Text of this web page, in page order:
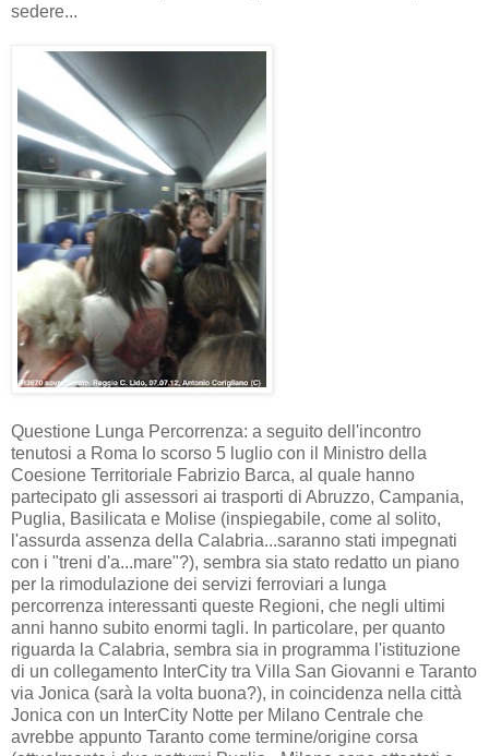
sedere...
Questione Lunga Percorrenza: a seguito dell'incontro
tenutosi a Roma lo scorso 5 luglio con il Ministro della
Coesione Territoriale Fabrizio Barca, al quale hanno
partecipato gli assessori ai trasporti di Abruzzo, Campania,
Puglia, Basilicata e Molise (inspiegabile, come al solito,
l'assurda assenza della Calabria...saranno stati impegnati
con i "treni d'a...mare"?), sembra sia stato redatto un piano
per la rimodulazione dei servizi ferroviari a lunga
percorrenza interessanti queste Regioni, che negli ultimi
anni hanno subito enormi tagli. In particolare, per quanto
riguarda la Calabria, sembra sia in programma l'istituzione
di un collegamento InterCity tra Villa San Giovanni e Taranto
via Jonica (sarà la volta buona?), in coincidenza nella città
Jonica con un InterCity Notte per Milano Centrale che
avrebbe appunto Taranto come termine/origine corsa